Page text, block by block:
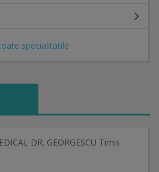
specialitatile
DR. GEORGESCU Timis